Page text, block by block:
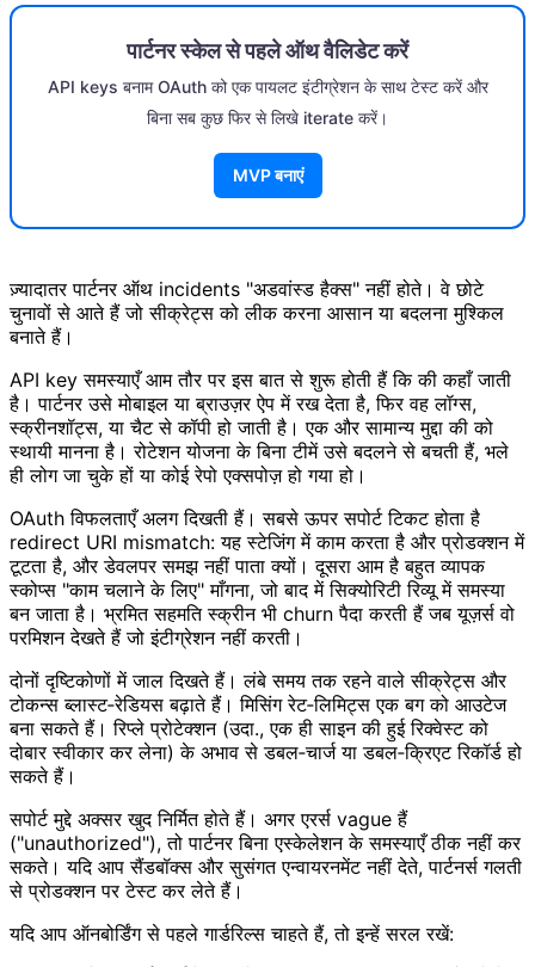
पार्टनर स्केल से पहले ऑथ वैलिडेट करें
API keys बनाम OAuth को एक पायलट इंटीग्रेशन के साथ टेस्ट करें और
बिना सब कुछ फिर से लिखे iterate करें।
MVP बनाएं
ज़्यादातर पार्टनर ऑथ incidents "अडवांस्ड हैक्स" नहीं होते। वे छोटे
चुनावों से आते हैं जो सीक्रेट्स को लीक करना आसान या बदलना मुश्किल
बनाते हैं।
API key समस्याएँ आम तौर पर इस बात से शुरू होती हैं कि की कहाँ जाती
है। पार्टनर उसे मोबाइल या ब्राउज़र ऐप में रख देता है, फिर वह लॉग्स,
स्क्रीनशॉट्स, या चैट से कॉपी हो जाती है। एक और सामान्य मुद्दा की को
स्थायी मानना है। रोटेशन योजना के बिना टीमें उसे बदलने से बचती हैं, भले
ही लोग जा चुके हों या कोई रेपो एक्सपोज़ हो गया हो।
OAuth विफलताएँ अलग दिखती हैं। सबसे ऊपर सपोर्ट टिकट होता है
redirect URI mismatch: यह स्टेजिंग में काम करता है और प्रोडक्शन में
टूटता है, और डेवलपर समझ नहीं पाता क्यों। दूसरा आम है बहुत व्यापक
स्कोप्स "काम चलाने के लिए" माँगना, जो बाद में सिक्योरिटी रिव्यू में समस्या
बन जाता है। भ्रमित सहमति स्क्रीन भी churn पैदा करती हैं जब यूज़र्स वो
परमिशन देखते हैं जो इंटीग्रेशन नहीं करती।
दोनों दृष्टिकोणों में जाल दिखते हैं। लंबे समय तक रहने वाले सीक्रेट्स और
टोकन्स ब्लास्ट‑रेडियस बढ़ाते हैं। मिसिंग रेट‑लिमिट्स एक बग को आउटेज
बना सकते हैं। रिप्ले प्रोटेक्शन (उदा., एक ही साइन की हुई रिक्वेस्ट को
दोबार स्वीकार कर लेना) के अभाव से डबल‑चार्ज या डबल‑क्रिएट रिकॉर्ड हो
सकते हैं।
सपोर्ट मुद्दे अक्सर खुद निर्मित होते हैं। अगर एरर्स vague हैं
("unauthorized"), तो पार्टनर बिना एस्केलेशन के समस्याएँ ठीक नहीं कर
सकते। यदि आप सैंडबॉक्स और सुसंगत एन्वायरनमेंट नहीं देते, पार्टनर्स गलती
से प्रोडक्शन पर टेस्ट कर लेते हैं।
यदि आप ऑनबोर्डिंग से पहले गार्डरिल्स चाहते हैं, तो इन्हें सरल रखें: